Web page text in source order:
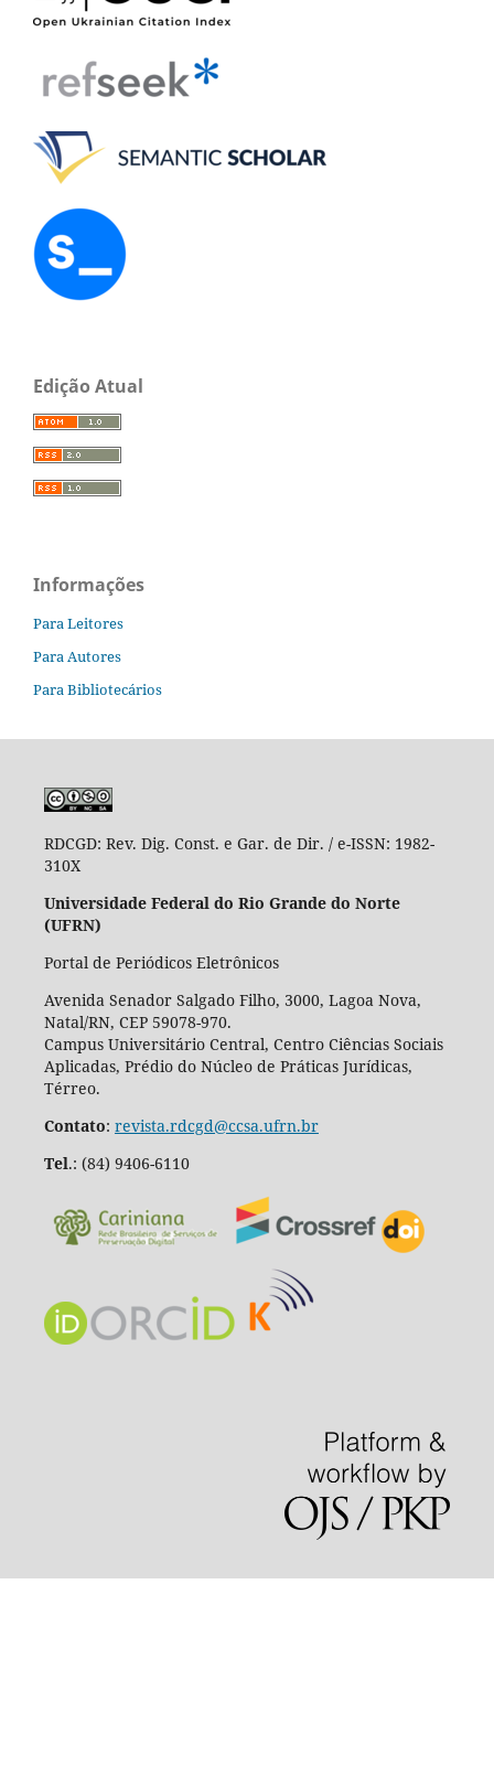
Edição Atual
Informações
Para Leitores
Para Autores
Para Bibliotecários
RDCGD: Rev. Dig. Const. e Gar. de Dir. / e-ISSN: 1982-
310X
Universidade Federal do Rio Grande do Norte
(UFRN)
Portal de Periódicos Eletrônicos
Avenida Senador Salgado Filho, 3000, Lagoa Nova,
Natal/RN, CEP 59078-970.
Campus Universitário Central, Centro Ciências Sociais
Aplicadas, Prédio do Núcleo de Práticas Jurídicas,
Térreo.
Contato: revista.rdcgd@ccsa.ufrn.br
Tel.: (84) 9406-6110